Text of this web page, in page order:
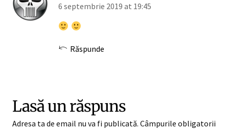
6 septembrie 2019 at 19:45
Răspunde
Lasă un răspuns
Adresa ta de email nu va fi publicată. Câmpurile obligatorii